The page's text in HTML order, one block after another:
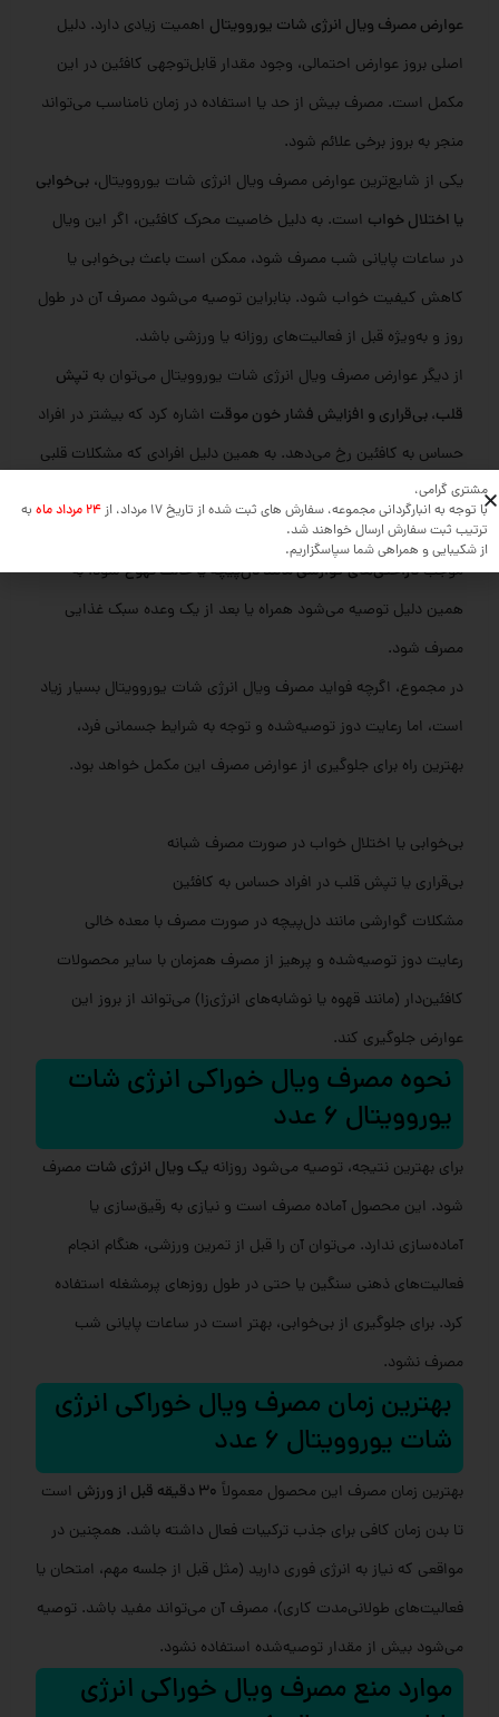
عوارض مصرف ویال انرژی شات یوروویتال اهمیت زیادی دارد. دلیل
اصلی بروز عوارض احتمالی، وجود مقدار قابل‌توجهی کافئین در این
مکمل است. مصرف بیش از حد یا استفاده در زمان نامناسب می‌تواند
منجر به بروز برخی علائم شود.
یکی از شایع‌ترین عوارض مصرف ویال انرژی شات یوروویتال، بی‌خوابی
یا اختلال خواب است. به دلیل خاصیت محرک کافئین، اگر این ویال
در ساعات پایانی شب مصرف شود، ممکن است باعث بی‌خوابی یا
کاهش کیفیت خواب شود. بنابراین توصیه می‌شود مصرف آن در طول
روز و به‌ویژه قبل از فعالیت‌های روزانه یا ورزشی باشد.
از دیگر عوارض مصرف ویال انرژی شات یوروویتال می‌توان به تپش
قلب، بی‌قراری و افزایش فشار خون موقت اشاره کرد که بیشتر در افراد
حساس به کافئین رخ می‌دهد. به همین دلیل افرادی که مشکلات قلبی
یا فشار خون بالا دارند باید از مصرف این محصول خودداری کنند.
همچنین مصرف این محصول با معده خالی ممکن است در برخی افراد
موجبناراحتی‌های گوارشی مانند دل‌پیچه یا حالت تهوعشود. به
همین دلیل توصیه می‌شود همراه یا بعد از یک وعده سبک غذایی
مصرف شود.
در مجموع، اگرچه فواید مصرف ویال انرژی شات یوروویتال بسیار زیاد
است، اما رعایت دوز توصیه‌شده و توجه به شرایط جسمانی فرد،
بهترین راه برای جلوگیری از عوارض مصرف این مکمل خواهد بود.
بی‌خوابی یا اختلال خواب در صورت مصرف شبانه
بی‌قراری یا تپش قلب در افراد حساس به کافئین
مشکلات گوارشی مانند دل‌پیچه در صورت مصرف با معده خالی
رعایت دوز توصیه‌شده و پرهیز از مصرف همزمان با سایر محصولات
کافئین‌دار (مانند قهوه یا نوشابه‌های انرژی‌زا) می‌تواند از بروز این
عوارض جلوگیری کند.
نحوه مصرف ویال خوراکی انرژی شات
یوروویتال 6 عدد
برای بهترین نتیجه، توصیه می‌شود روزانه یک ویال انرژی شات مصرف
شود. این محصول آماده مصرف است و نیازی به رقیق‌سازی یا
آماده‌سازی ندارد. می‌توان آن را قبل از تمرین ورزشی، هنگام انجام
فعالیت‌های ذهنی سنگین یا حتی در طول روزهای پرمشغله استفاده
کرد. برای جلوگیری از بی‌خوابی، بهتر است در ساعات پایانی شب
مصرف نشود.
بهترین زمان مصرف ویال خوراکی انرژی
شات یوروویتال 6 عدد
بهترین زمان مصرف این محصول معمولاً ۳۰ دقیقه قبل از ورزش
است
تا بدن زمان کافی برای جذب ترکیبات فعال داشته باشد. همچنین در
مواقعی که نیاز به انرژی فوری دارید (مثل قبل از جلسه مهم، امتحان یا
فعالیت‌های طولانی‌مدت کاری)، مصرف آن می‌تواند مفید باشد. توصیه
می‌شود بیش از مقدار توصیه‌شده استفاده نشود.
موارد منع مصرف ویال خوراکی انرژی
مشتری گرامی،
با توجه به انبارگردانی مجموعه، سفارش های ثبت شده از تاریخ 17 مرداد، از
24 مرداد ماه
به
ترتیب ثبت سفارش ارسال خواهند شد.
از شکیبایی و همراهی شما سپاسگزاریم.